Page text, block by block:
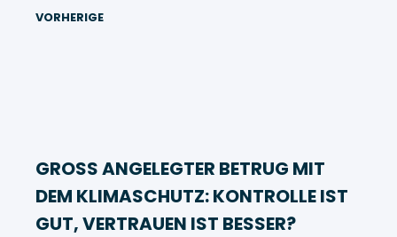
VORHERIGE
GROSS ANGELEGTER BETRUG MIT
DEM KLIMASCHUTZ: KONTROLLE IST
GUT, VERTRAUEN IST BESSER?